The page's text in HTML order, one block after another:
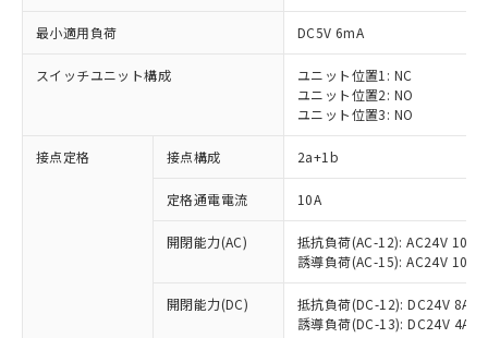
最小適用負荷 DC5V 6mA
スイッチユニット構成
ユニット位置1: NC
ユニット位置2: NO
ユニット位置3: NO
接点定格 接点構成 2a+1b
定格通電電流 10A
開閉能力(AC)
抵抗負荷(AC-12): AC24V 10A/
誘導負荷(AC-15): AC24V
開閉能力(DC)
抵抗負荷(DC-12): DC24V 8A/
誘導負荷(DC-13): DC24V 4A/
ご利用条件
対応済み：EU RoHS指令（10物質）の
非含有に対応した製品が提供可能な商品で
有に対応した製品に切り替える予定のある